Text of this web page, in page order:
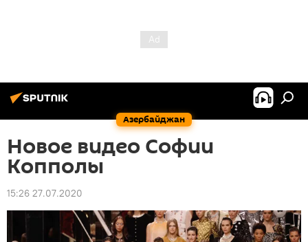
Азербайджан
Новое видео Софии
Копполы
15:26 27.07.2020